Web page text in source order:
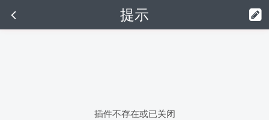
提示
插件不存在或已关闭